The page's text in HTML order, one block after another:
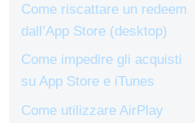
Come riscattare un redeem
dall’App Store (desktop)
Come impedire gli acquisti
su App Store e iTunes
Come utilizzare AirPlay